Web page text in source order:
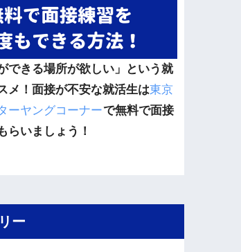
できる場所が欲しい」という就
メ！面接が不安な就活生は東京
ーヤングコーナーで無料で面接
らいましょう！
ー